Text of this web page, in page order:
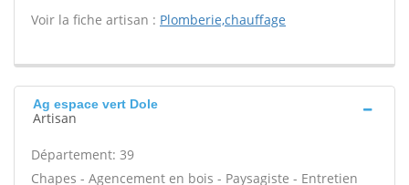
Voir la fiche artisan : Plomberie,chauffage
Ag espace vert Dole
Artisan
Département: 39
Chapes - Agencement en bois - Paysagiste - Entretien